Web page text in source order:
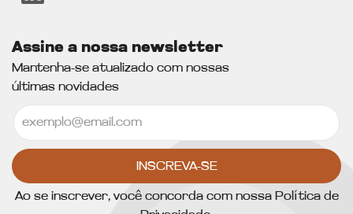
Assine a nossa newsletter
Mantenha-se atualizado com nossas
últimas novidades
INSCREVA-SE
Ao se inscrever, você concorda com nossa Política de